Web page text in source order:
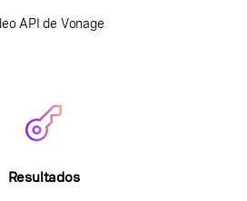
API de Vonage
Resultados